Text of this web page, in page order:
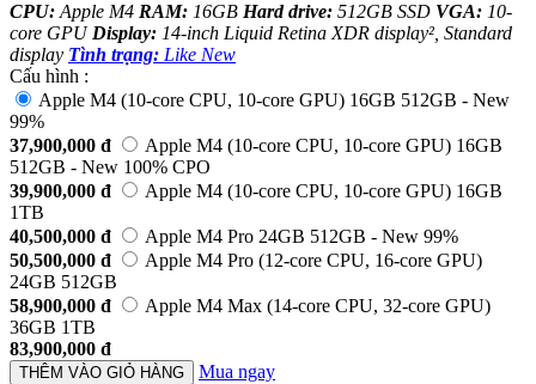
CPU: Apple M4 RAM: 16GB Hard drive: 512GB SSD VGA: 10-
core GPU Display: 14-inch Liquid Retina XDR display², Standard
display Tình trạng: Like New
Cấu hình :
Apple M4 (10-core CPU, 10-core GPU) 16GB 512GB - New
99%
37,900,000 đ
Apple M4 (10-core CPU, 10-core GPU) 16GB
512GB - New 100% CPO
39,900,000 đ
Apple M4 (10-core CPU, 10-core GPU) 16GB
1TB
40,500,000 đ
Apple M4 Pro 24GB 512GB - New 99%
50,500,000 đ
Apple M4 Pro (12‑core CPU, 16‑core GPU)
24GB 512GB
58,900,000 đ
Apple M4 Max (14‑core CPU, 32‑core GPU)
36GB 1TB
83,900,000 đ
THÊM VÀO GIỎ HÀNG
Mua ngay